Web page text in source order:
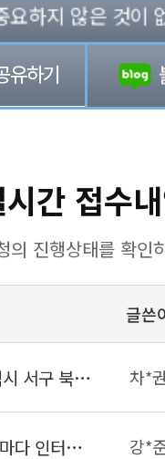
지 않은 것이
간 접수
의 진행상태를 확인
글쓴
주소: 22853 인천광역시 서구 북항로206번길 22, 위킵 허브센터 차*
구축 아파트 거실과 방마다 인터넷 사용가능하게 랜선 공사견적 요청합니다 강*